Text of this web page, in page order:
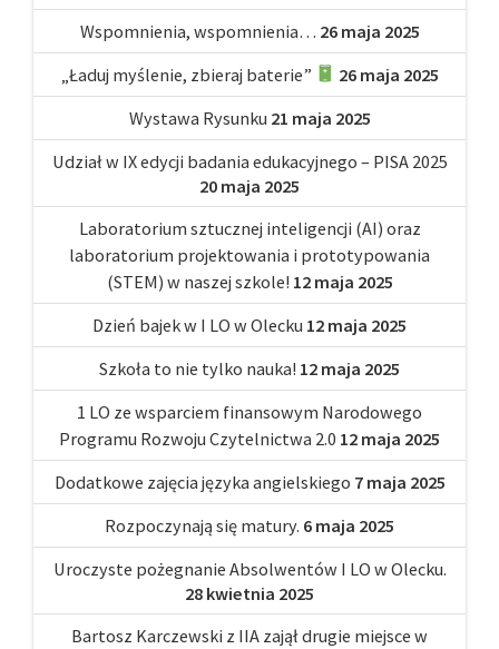
Wspomnienia, wspomnienia… 26 maja 2025
„Ładuj myślenie, zbieraj baterie”
26 maja 2025
Wystawa Rysunku 21 maja 2025
Udział w IX edycji badania edukacyjnego – PISA 2025
20 maja 2025
Laboratorium sztucznej inteligencji (AI) oraz
laboratorium projektowania i prototypowania
(STEM) w naszej szkole! 12 maja 2025
Dzień bajek w I LO w Olecku 12 maja 2025
Szkoła to nie tylko nauka! 12 maja 2025
1 LO ze wsparciem finansowym Narodowego
Programu Rozwoju Czytelnictwa 2.0 12 maja 2025
Dodatkowe zajęcia języka angielskiego 7 maja 2025
Rozpoczynają się matury. 6 maja 2025
Uroczyste pożegnanie Absolwentów I LO w Olecku.
28 kwietnia 2025
Bartosz Karczewski z IIA zajął drugie miejsce w